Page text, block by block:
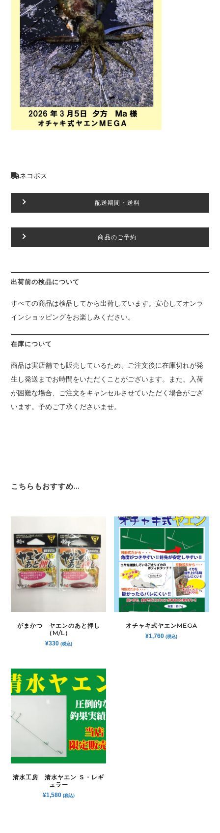
ネコポス
配送期間・送料
商品のご予約
出荷前の検品について
すべての商品は検品してから出荷しています。安心してオンラ
インショッピングをお楽しみください。
在庫について
商品は実店舗でも販売しているため、ご注文後に在庫切れが発
生し発送までお時間をいただくことがございます。また、入荷
が困難な場合、ご注文をキャンセルさせていただく場合がござ
います。予めご了承くださいませ。
こちらもおすすめ…
がまかつ ヤエンのあと押し
（M/L）
¥330 (税込)
オチャキ式ヤエンMEGA
¥1,760 (税込)
清水工房 清水ヤエン Ｓ・レギ
ュラー
¥1,580 (税込)